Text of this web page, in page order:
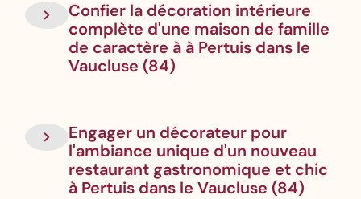
Confier la décoration intérieure
complète d'une maison de famille
de caractère à à Pertuis dans le
Vaucluse (84)
Engager un décorateur pour
l'ambiance unique d'un nouveau
restaurant gastronomique et chic
à Pertuis dans le Vaucluse (84)